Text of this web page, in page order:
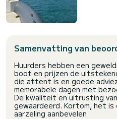
Samenvatting van
Huurders hebben een
boot en prijzen de
die attent is en goede
memorabele dagen met
De kwaliteit en uitrusting
gewaardeerd. Kortom, het
aarzeling aanbevelen.